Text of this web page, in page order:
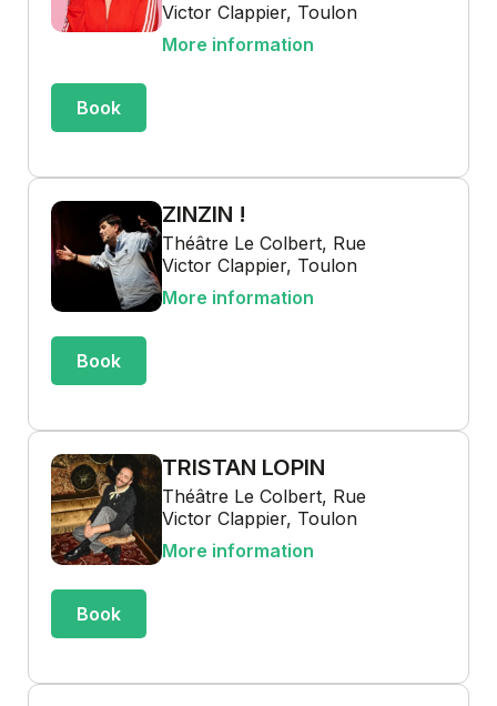
Victor Clappier, Toulon
More information
Book
ZINZIN !
Théâtre Le Colbert, Rue
Victor Clappier, Toulon
More information
Book
TRISTAN LOPIN
Théâtre Le Colbert, Rue
Victor Clappier, Toulon
More information
Book